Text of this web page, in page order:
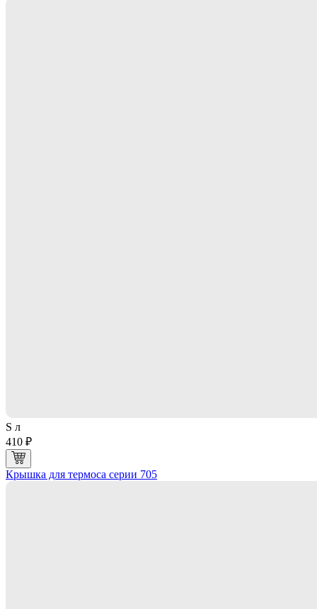
S л
410 ₽
Крышка для термоса серии 705